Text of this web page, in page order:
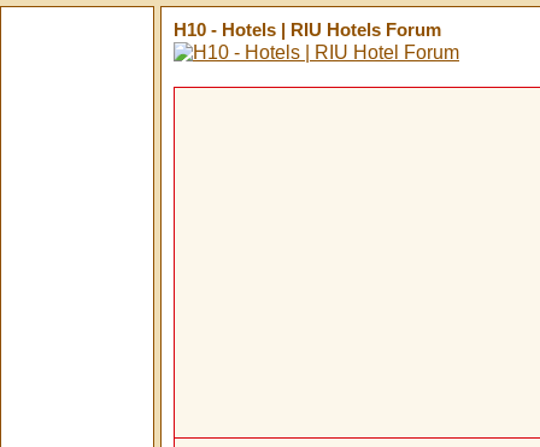
H10 - Hotels | RIU Hotels Forum